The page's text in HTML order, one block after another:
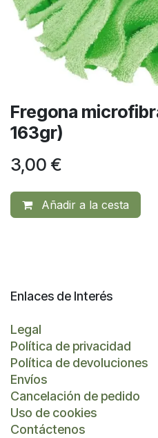
Fregona
163gr)
3,00 €
Añadir a la cesta
Enlaces de Interés
Legal
Política de privacidad
Política de devoluciones
Envíos
Cancelación de pedido
Uso de cookies
Contáctenos